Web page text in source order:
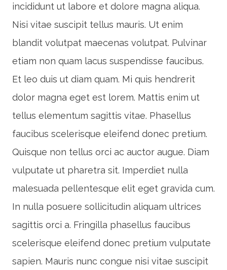
incididunt ut labore et dolore magna aliqua.
Nisi vitae suscipit tellus mauris. Ut enim
blandit volutpat maecenas volutpat. Pulvinar
etiam non quam lacus suspendisse faucibus.
Et leo duis ut diam quam. Mi quis hendrerit
dolor magna eget est lorem. Mattis enim ut
tellus elementum sagittis vitae. Phasellus
faucibus scelerisque eleifend donec pretium.
Quisque non tellus orci ac auctor augue. Diam
vulputate ut pharetra sit. Imperdiet nulla
malesuada pellentesque elit eget gravida cum.
In nulla posuere sollicitudin aliquam ultrices
sagittis orci a. Fringilla phasellus faucibus
scelerisque eleifend donec pretium vulputate
sapien. Mauris nunc congue nisi vitae suscipit